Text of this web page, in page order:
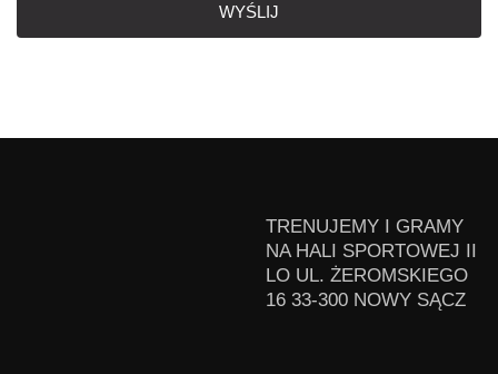
WYŚLIJ
TRENUJEMY I GRAMY
NA HALI SPORTOWEJ II
LO UL. ŻEROMSKIEGO
16 33-300 NOWY SĄCZ